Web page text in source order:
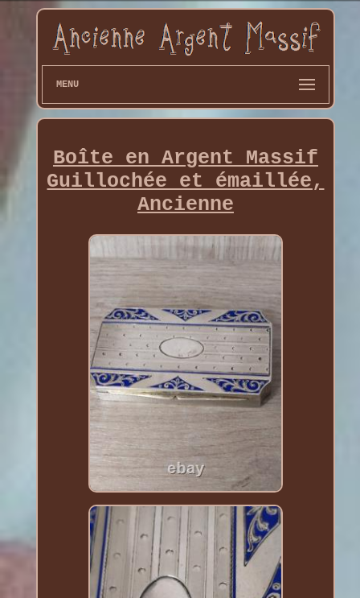
MENU
Boîte en Argent Massif
Guillochée et émaillée,
Ancienne